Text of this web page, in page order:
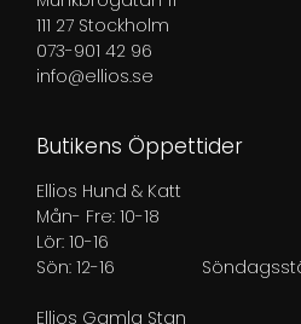
111 27 Stockholm
073-901 42 96
info@ellios.se
Butikens Öppettider
Ellios Hund & Katt
Mån- Fre: 10-18
Lör: 10-16
Sön: 12-16
Ellios Gamla Stan